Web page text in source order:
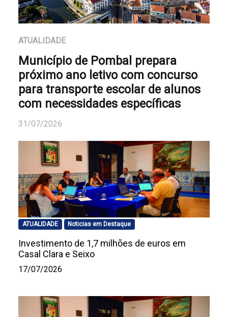
ATUALIDADE
Município de Pombal prepara
próximo ano letivo com concurso
para transporte escolar de alunos
com necessidades específicas
31/07/2026
ATUALIDADE Noticias em Destaque
Investimento de 1,7 milhões de euros em
Casal Clara e Seixo
17/07/2026